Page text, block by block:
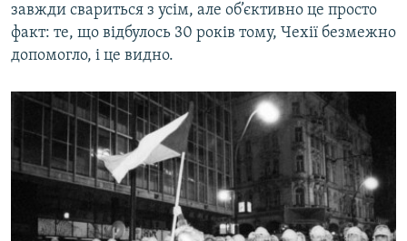
завжди свариться з усім, але об’єктивно це просто
факт: те, що відбулось 30 років тому, Чехії безмежно
допомогло, і це видно.